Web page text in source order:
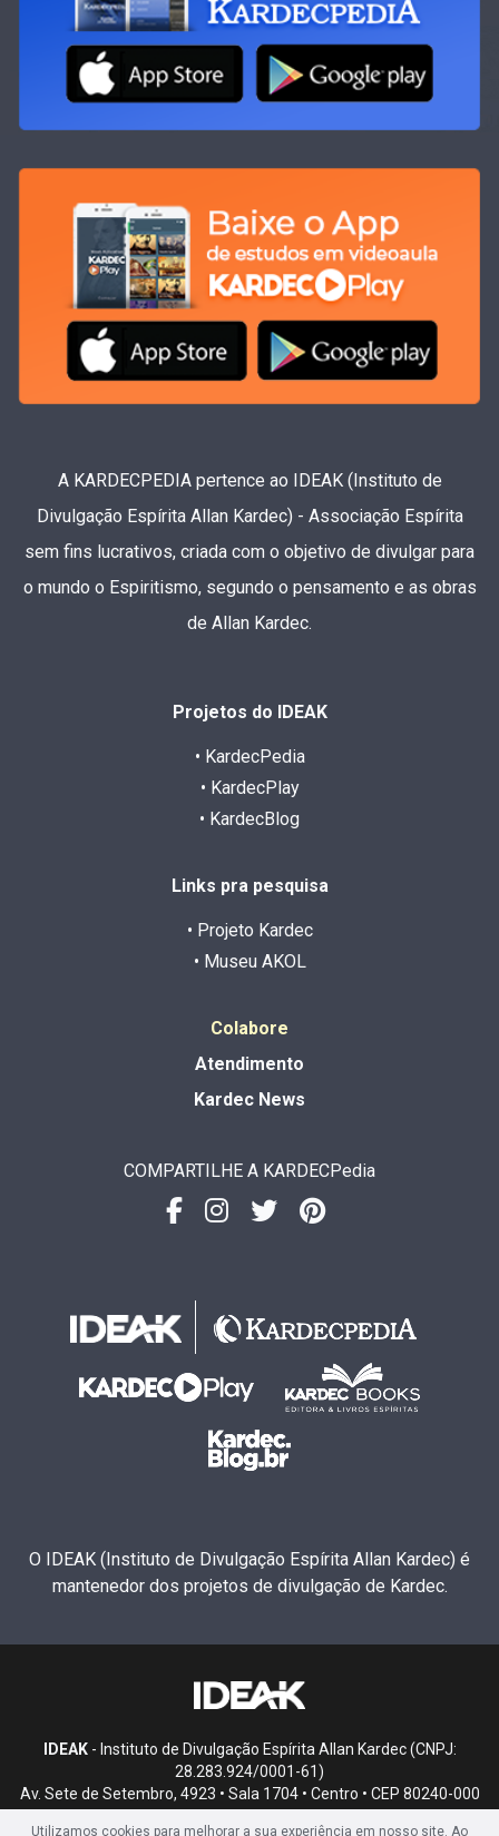
A KARDECPEDIA pertence ao IDEAK (Instituto de
Divulgação Espírita Allan Kardec) - Associação Espírita
sem fins lucrativos, criada com o objetivo de divulgar para
o mundo o Espiritismo, segundo o pensamento e as obras
de Allan Kardec.
Projetos do IDEAK
• KardecPedia
• KardecPlay
• KardecBlog
Links pra pesquisa
• Projeto Kardec
• Museu AKOL
Colabore
Atendimento
Kardec News
COMPARTILHE A KARDECPedia
O IDEAK (Instituto de Divulgação Espírita Allan Kardec) é
mantenedor dos projetos de divulgação de Kardec.
IDEAK- Instituto de Divulgação Espírita Allan Kardec (CNPJ:
28.283.924/0001-61)
Av. Sete de Setembro, 4923 • Sala 1704 • Centro • CEP 80240-000
Utilizamos cookies para melhorar a sua experiência em nosso site. Ao